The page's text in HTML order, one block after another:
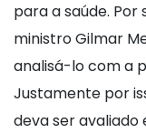
para a saúde.
ministro Gilmar
analisá-lo com a
Justamente por
deva ser avaliado